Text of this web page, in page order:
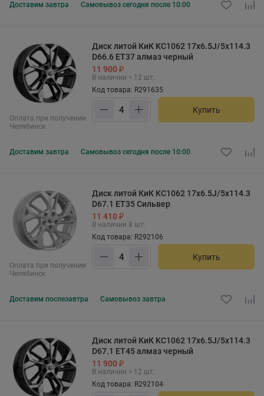
Доставим завтра Самовывоз сегодня после 10:00
Оплата при получении
Челябинск
Диск литой КиК KC1062 17x6.5J/5x114.3
D66.6 ET37 алмаз черный
11 900 ₽
В наличии > 12 шт.
Код товара: R291635
Купить
Доставим завтра Самовывоз сегодня после 10:00
Оплата при получении
Челябинск
Диск литой КиК KC1062 17x6.5J/5x114.3
D67.1 ET35 Сильвер
11 410 ₽
В наличии 8 шт.
Код товара: R292106
Купить
Доставим послезавтра Самовывоз завтра
Диск литой КиК KC1062 17x6.5J/5x114.3
D67.1 ET45 алмаз черный
11 900 ₽
В наличии > 12 шт.
Код товара: R292104